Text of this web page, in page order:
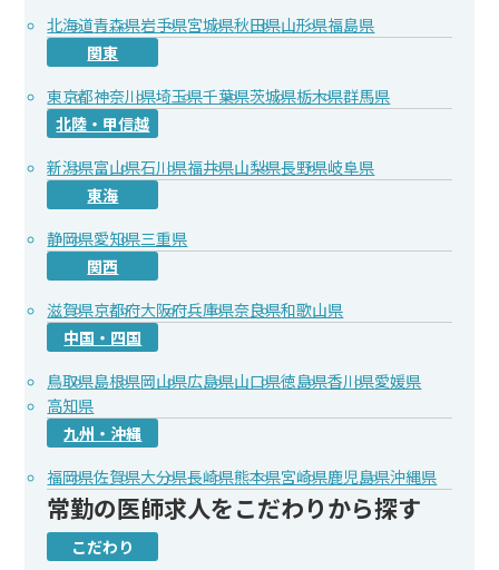
北海道青森県岩手県宮城県秋田県山形県福島県
関東
東京都神奈川県埼玉県千葉県茨城県栃木県群馬県
北陸・甲信越
新潟県富山県石川県福井県山梨県長野県岐阜県
東海
静岡県愛知県三重県
関西
滋賀県京都府大阪府兵庫県奈良県和歌山県
中国・四国
鳥取県島根県岡山県広島県山口県徳島県香川県愛媛県
高知県
九州・沖縄
福岡県佐賀県大分県長崎県熊本県宮崎県鹿児島県沖縄県
常勤の医師求人をこだわりから探す
こだわり